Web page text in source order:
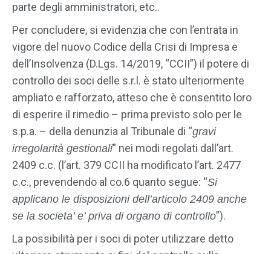
parte degli amministratori, etc..
Per concludere, si evidenzia che con l’entrata in
vigore del nuovo Codice della Crisi di Impresa e
dell’Insolvenza (D.Lgs. 14/2019, “CCII”) il potere di
controllo dei soci delle s.r.l. è stato ulteriormente
ampliato e rafforzato, atteso che è consentito loro
di esperire il rimedio – prima previsto solo per le
s.p.a. – della denunzia al Tribunale di “gravi
irregolarità gestionali” nei modi regolati dall’art.
2409 c.c. (l’art. 379 CCII ha modificato l’art. 2477
c.c., prevendendo al co.6 quanto segue: “Si
applicano le disposizioni dell’articolo 2409 anche
se la societa’ e’ priva di organo di controllo”).
La possibilità per i soci di poter utilizzare detto